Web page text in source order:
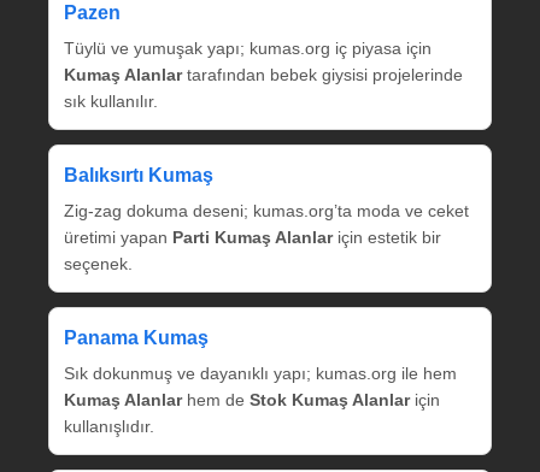
Pazen
Tüylü ve yumuşak yapı; kumas.org iç piyasa için
Kumaş Alanlartarafından bebek giysisi projelerinde
sık kullanılır.
Balıksırtı Kumaş
Zig‑zag dokuma deseni; kumas.org’ta moda ve ceket
üretimi yapan Parti Kumaş Alanlariçin estetik bir
seçenek.
Panama Kumaş
Sık dokunmuş ve dayanıklı yapı; kumas.org ile hem
Kumaş Alanlarhem de Stok Kumaş Alanlariçin
kullanışlıdır.